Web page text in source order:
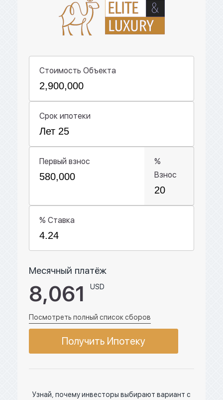
Стоимость Объекта
Срок ипотеки
Первый взнос
%
Взнос
% Ставка
Месячный платёж
8,061 USD
Посмотреть полный список сборов
Получить Ипотеку
Узнай, почему инвесторы выбирают вариант с